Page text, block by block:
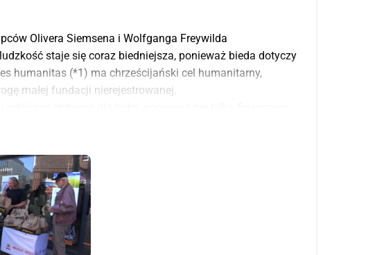
Olivera Siemsena i Wolfganga Freywilda
staje się coraz biedniejsza, ponieważ bieda dotyczy
humanitas (*1) ma chrześcijański cel humanitarny,
małej fundacji nierejestrowanej.
się odwdzięczyć."
pomocą oraz nie tylko materialnie pomagać."
pracy na rzecz świata. W ten sposób wspiera ludzi
duchowego, psychicznego, fizycznego lub
i dążymy do bycia neutralnymi. Wszyscy ludzie są równi, a